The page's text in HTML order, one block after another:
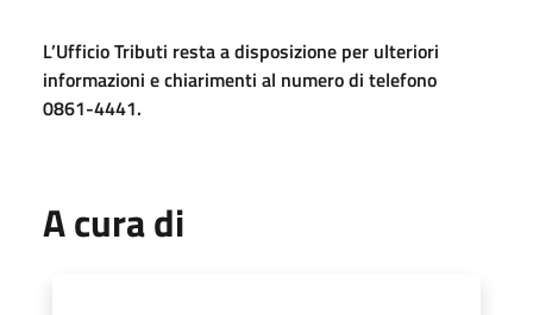
L’Ufficio Tributi resta a disposizione per ulteriori
informazioni e chiarimenti al numero di telefono
0861-4441.
A cura di